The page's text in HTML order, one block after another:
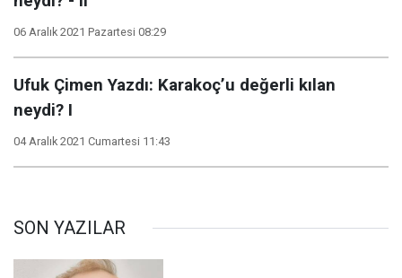
06 Aralık 2021 Pazartesi 08:29
Ufuk Çimen Yazdı: Karakoç’u değerli kılan
neydi? I
04 Aralık 2021 Cumartesi 11:43
SON YAZILAR